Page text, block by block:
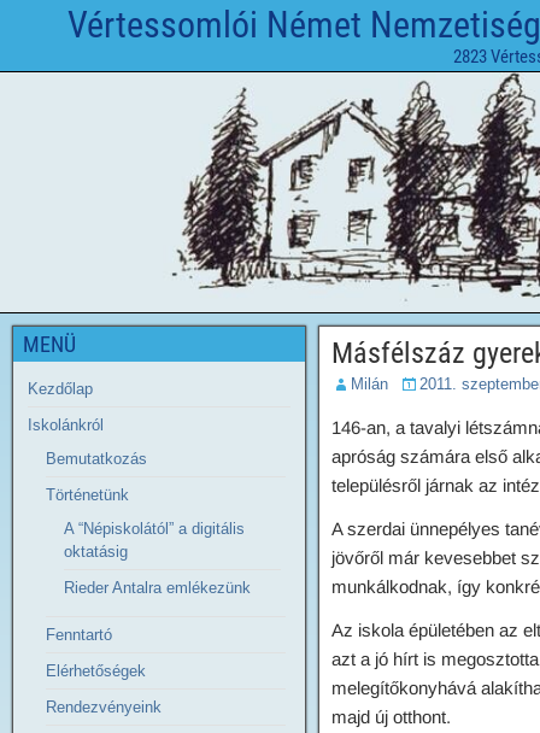
Vértessomlói Német
2823
Másfélszáz
Milán 2011.
146-an, a tavalyi
apróság számára első
településről járnak az
A szerdai ünnepélyes
jövőről már kevesebbet
munkálkodnak, így
Az iskola épületében az
azt a jó hírt is
melegítőkonyhává
majd új otthont.
MENÜ
Kezdőlap
Iskolánkról
Bemutatkozás
Történetünk
A “Népiskolától” a digitális
oktatásig
Rieder Antalra emlékezünk
Fenntartó
Elérhetőségek
Rendezvényeink